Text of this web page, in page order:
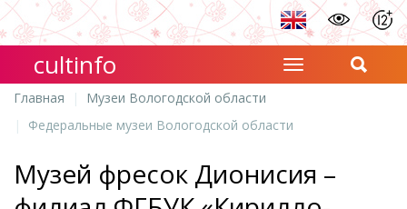
cultinfo
Главная
Музеи Вологодской области
Федеральные музеи Вологодской области
Музей фресок Дионисия –